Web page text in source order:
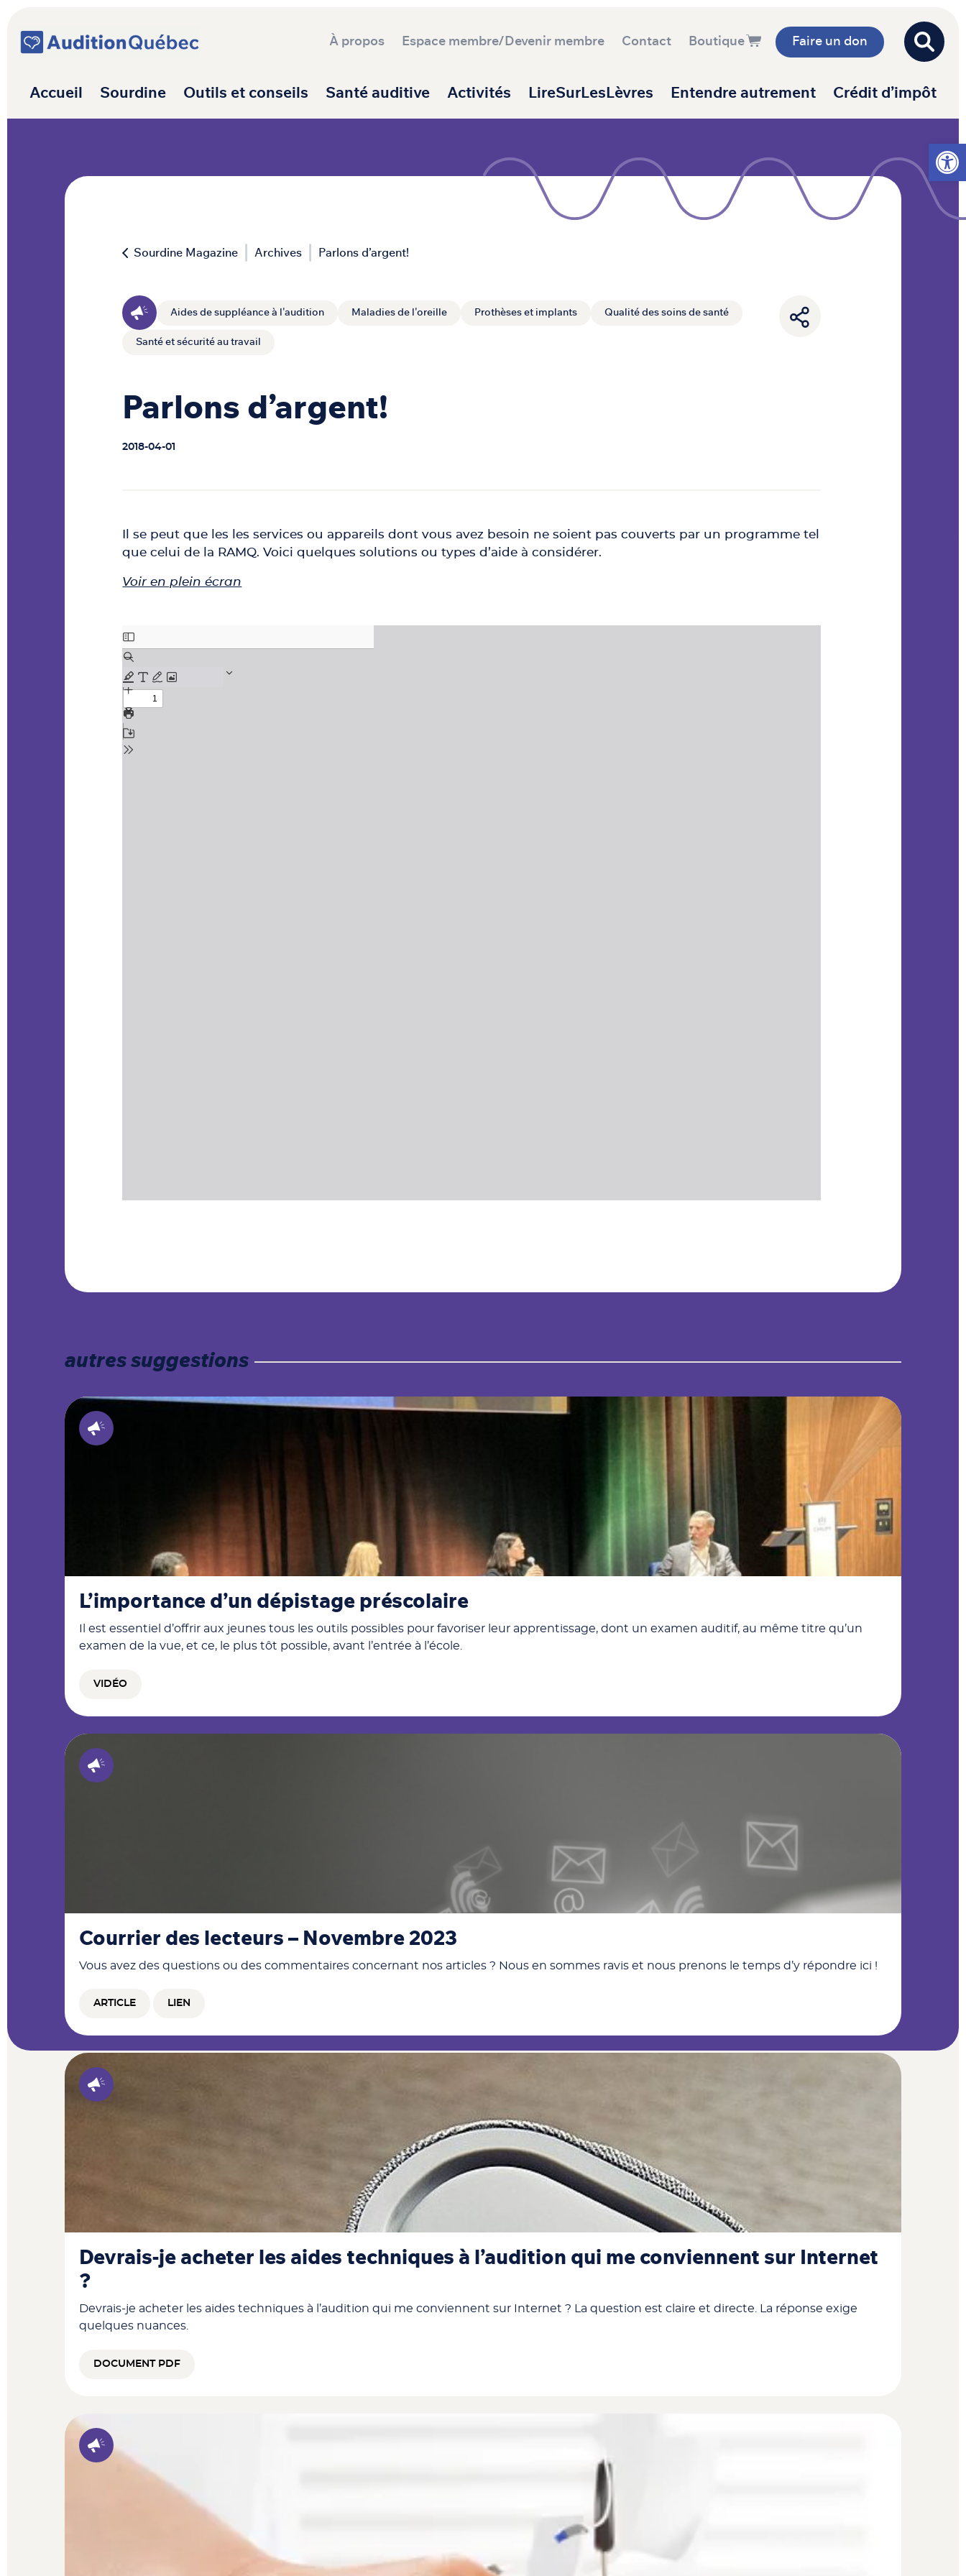
Ouvrir
Navigation principale
À propos Espace membre/Devenir membre Contact Boutique Faire un don
Accueil Sourdine Outils et conseils Santé auditive Activités LireSurLesLèvres Entendre autrement Crédit d’impôt
Sourdine Magazine Archives Parlons d’argent!
Aides de suppléance à l'audition Maladies de l'oreille Prothèses et implants Qualité des soins de santé
Santé et sécurité au travail
Parlons d’argent!
2018-04-01
Il se peut que les les services ou appareils dont vous avez besoin ne soient pas couverts par un programme tel
que celui de la RAMQ. Voici quelques solutions ou types d’aide à considérer.
Voir en plein écran
autres suggestions
L’importance d’un dépistage préscolaire
Il est essentiel d’offrir aux jeunes tous les outils possibles pour favoriser leur apprentissage, dont un examen auditif, au même titre qu’un
examen de la vue, et ce, le plus tôt possible, avant l’entrée à l’école.
VIDÉO
Courrier des lecteurs – Novembre 2023
Vous avez des questions ou des commentaires concernant nos articles ? Nous en sommes ravis et nous prenons le temps d’y répondre ici !
ARTICLE LIEN
Devrais-je acheter les aides techniques à l’audition qui me conviennent sur Internet
?
Devrais-je acheter les aides techniques à l’audition qui me conviennent sur Internet ? La question est claire et directe. La réponse exige
quelques nuances.
DOCUMENT PDF